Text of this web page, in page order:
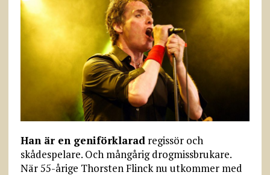
Han är en geniförklaradregissör och
skådespelare. Och mångårig drogmissbrukare.
När 55-årige Thorsten Flinck nu utkommer med